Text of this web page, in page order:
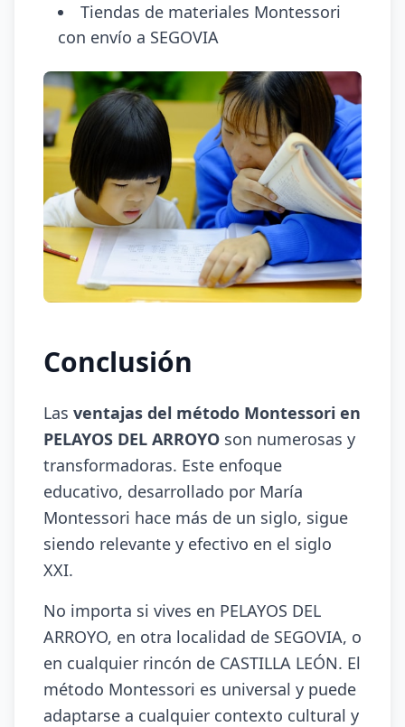
Tiendas de materiales Montessori
con envío a SEGOVIA
Conclusión
Las ventajas del método Montessori en
PELAYOS DEL ARROYO son numerosas y
transformadoras. Este enfoque
educativo, desarrollado por María
Montessori hace más de un siglo, sigue
siendo relevante y efectivo en el siglo
XXI.
No importa si vives en PELAYOS DEL
ARROYO, en otra localidad de SEGOVIA, o
en cualquier rincón de CASTILLA LEÓN. El
método Montessori es universal y puede
adaptarse a cualquier contexto cultural y